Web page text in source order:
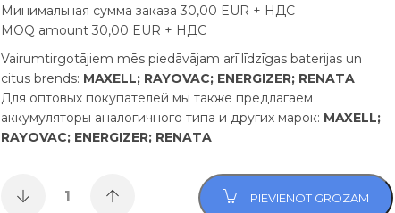
Минимальная сумма заказа 30,00 EUR + НДС
MOQ amount 30,00 EUR + НДС
Vairumtirgotājiem mēs piedāvājam arī līdzīgas baterijas un
citus brends: MAXELL; RAYOVAC; ENERGIZER; RENATA
Для оптовых покупателей мы также предлагаем
аккумуляторы аналогичного типа и других марок: MAXELL;
RAYOVAC; ENERGIZER; RENATA
PIEVIENOT GROZAM